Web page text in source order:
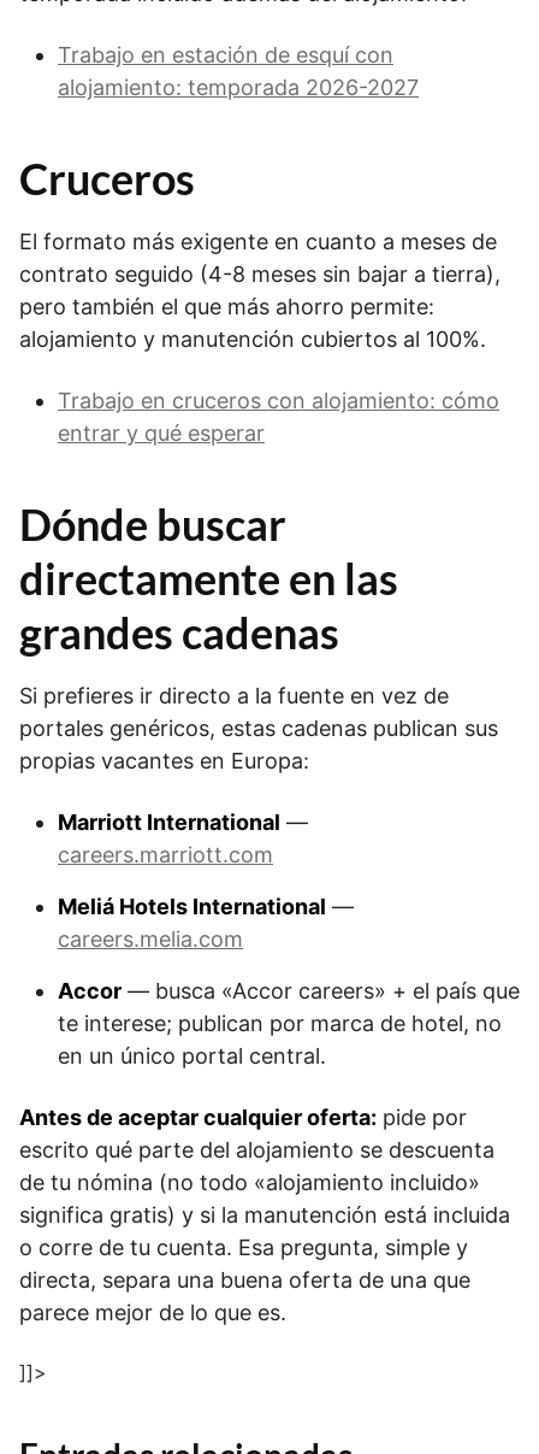
Trabajo en estación de esquí con
alojamiento: temporada 2026-2027
Cruceros
El formato más exigente en cuanto a meses de
contrato seguido (4-8 meses sin bajar a tierra),
pero también el que más ahorro permite:
alojamiento y manutención cubiertos al 100%.
Trabajo en cruceros con alojamiento: cómo
entrar y qué esperar
Dónde buscar
directamente en las
grandes cadenas
Si prefieres ir directo a la fuente en vez de
portales genéricos, estas cadenas publican sus
propias vacantes en Europa:
Marriott International —
careers.marriott.com
Meliá Hotels International —
careers.melia.com
Accor — busca «Accor careers» + el país que
te interese; publican por marca de hotel, no
en un único portal central.
Antes de aceptar cualquier oferta: pide por
escrito qué parte del alojamiento se descuenta
de tu nómina (no todo «alojamiento incluido»
significa gratis) y si la manutención está incluida
o corre de tu cuenta. Esa pregunta, simple y
directa, separa una buena oferta de una que
parece mejor de lo que es.
]]>